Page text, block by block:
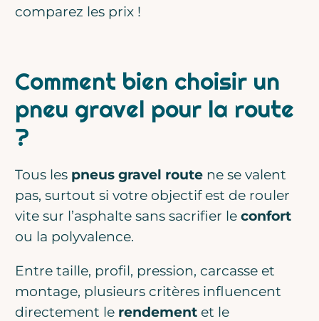
comparez les prix !
Comment bien choisir un
pneu gravel pour la route
?
Tous les pneus gravel route ne se valent
pas, surtout si votre objectif est de rouler
vite sur l’asphalte sans sacrifier leconfort
ou la polyvalence.
Entre taille, profil, pression, carcasse et
montage, plusieurs critères influencent
directement le rendement et le